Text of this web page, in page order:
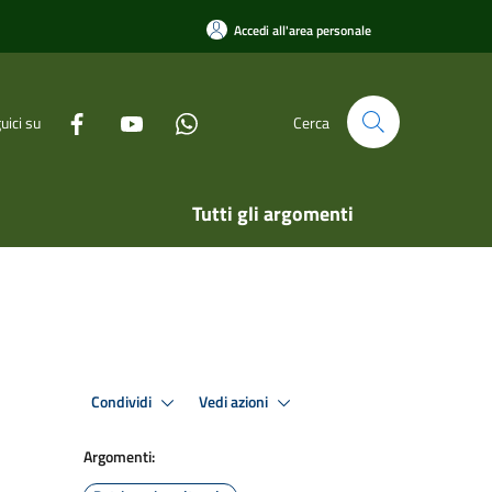
Accedi all'area personale
su Cerca
Tutti gli argomenti
Condividi Vedi azioni
Argomenti: